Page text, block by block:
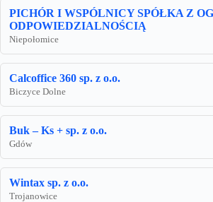
PICHÓR I WSPÓLNICY SPÓŁKA Z
ODPOWIEDZIALNOŚCIĄ
Niepołomice
Calcoffice 360 sp. z o.o.
Biczyce Dolne
Buk – Ks + sp. z o.o.
Gdów
Wintax sp. z o.o.
Trojanowice